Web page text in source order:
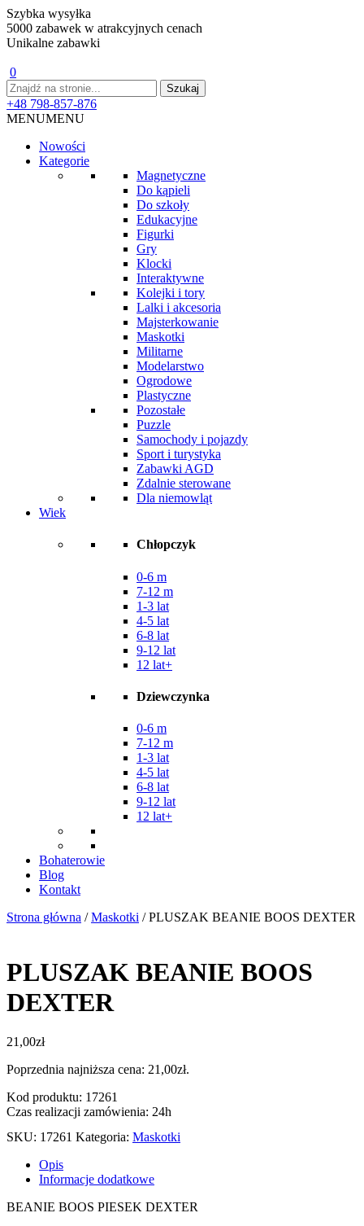
Szybka wysyłka
5000 zabawek w atrakcyjnych cenach
Unikalne zabawki
0
+48 798-857-876
MENUMENU
Nowości
Kategorie
Magnetyczne
Do kąpieli
Do szkoły
Edukacyjne
Figurki
Gry
Klocki
Interaktywne
Kolejki i tory
Lalki i akcesoria
Majsterkowanie
Maskotki
Militarne
Modelarstwo
Ogrodowe
Plastyczne
Pozostałe
Puzzle
Samochody i pojazdy
Sport i turystyka
Zabawki AGD
Zdalnie sterowane
Dla niemowląt
Wiek
Chłopczyk
0-6 m
7-12 m
1-3 lat
4-5 lat
6-8 lat
9-12 lat
12 lat+
Dziewczynka
0-6 m
7-12 m
1-3 lat
4-5 lat
6-8 lat
9-12 lat
12 lat+
Bohaterowie
Blog
Kontakt
Strona główna /Maskotki / PLUSZAK BEANIE BOOS DEXTER
PLUSZAK BEANIE BOOS
DEXTER
21,00zł
Poprzednia najniższa cena: 21,00zł.
Kod produktu: 17261
Czas realizacji zamówienia: 24h
SKU: 17261 Kategoria: Maskotki
Opis
Informacje dodatkowe
BEANIE BOOS PIESEK DEXTER